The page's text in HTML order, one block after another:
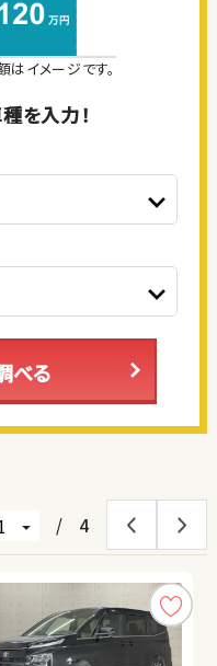
イメージです。
を入力！
べる
/ 4